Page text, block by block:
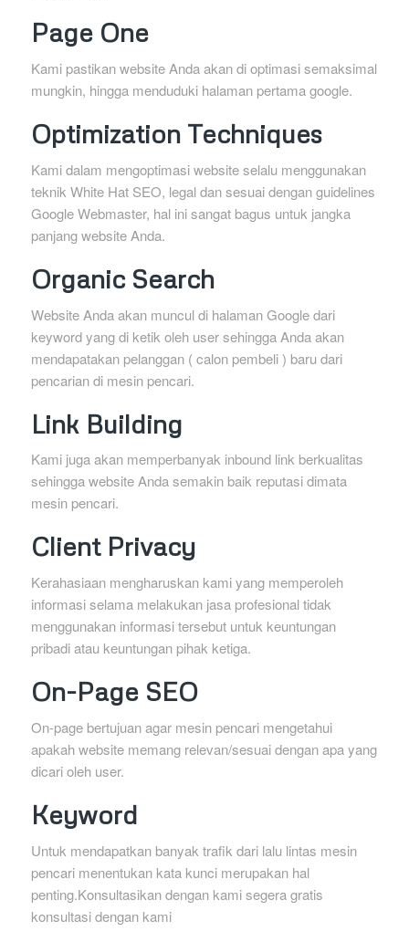
Page One
Kami pastikan website Anda akan di optimasi semaksimal
mungkin, hingga menduduki halaman pertama google.
Optimization Techniques
Kami dalam mengoptimasi website selalu menggunakan
teknik White Hat SEO, legal dan sesuai dengan guidelines
Google Webmaster, hal ini sangat bagus untuk jangka
panjang website Anda.
Organic Search
Website Anda akan muncul di halaman Google dari
keyword yang di ketik oleh user sehingga Anda akan
mendapatakan pelanggan ( calon pembeli ) baru dari
pencarian di mesin pencari.
Link Building
Kami juga akan memperbanyak inbound link berkualitas
sehingga website Anda semakin baik reputasi dimata
mesin pencari.
Client Privacy
Kerahasiaan mengharuskan kami yang memperoleh
informasi selama melakukan jasa profesional tidak
menggunakan informasi tersebut untuk keuntungan
pribadi atau keuntungan pihak ketiga.
On-Page SEO
On-page bertujuan agar mesin pencari mengetahui
apakah website memang relevan/sesuai dengan apa yang
dicari oleh user.
Keyword
Untuk mendapatkan banyak trafik dari lalu lintas mesin
pencari menentukan kata kunci merupakan hal
penting.Konsultasikan dengan kami segera gratis
konsultasi dengan kami